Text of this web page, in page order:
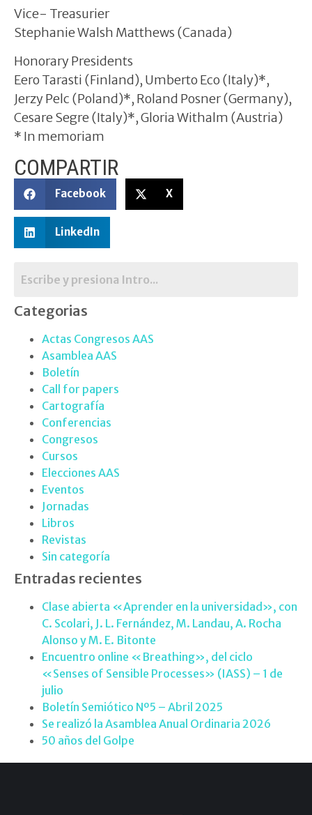
Vice- Treasurier
Stephanie Walsh Matthews (Canada)
Honorary Presidents
Eero Tarasti (Finland), Umberto Eco (Italy)*,
Jerzy Pelc (Poland)*, Roland Posner (Germany),
Cesare Segre (Italy)*, Gloria Withalm (Austria)
* In memoriam
COMPARTIR
Facebook X
LinkedIn
Categorias
Actas Congresos AAS
Asamblea AAS
Boletín
Call for papers
Cartografía
Conferencias
Congresos
Cursos
Elecciones AAS
Eventos
Jornadas
Libros
Revistas
Sin categoría
Entradas recientes
Clase abierta «Aprender en la universidad», con
C. Scolari, J. L. Fernández, M. Landau, A. Rocha
Alonso y M. E. Bitonte
Encuentro online «Breathing», del ciclo
«Senses of Sensible Processes» (IASS) – 1 de
julio
Boletín Semiótico Nº5 – Abril 2025
Se realizó la Asamblea Anual Ordinaria 2026
50 años del Golpe